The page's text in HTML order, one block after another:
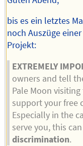
bis es ein letztes
noch Auszüge
Projekt:
EXTREMELY
owners and tell
Pale Moon
support your free
Especially in the
serve you, this
discrimination.